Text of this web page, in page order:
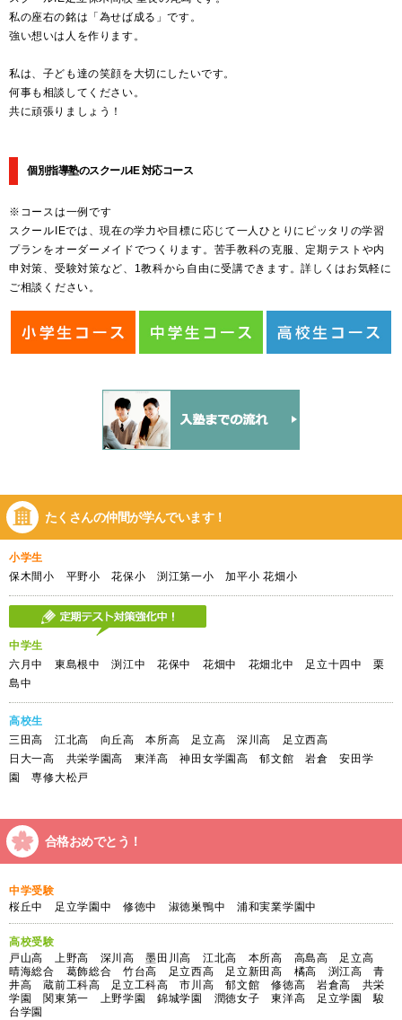
私の座右の銘は「為せば成る」です。
強い想いは人を作ります。
私は、子ども達の笑顔を大切にしたいです。
何事も相談してください。
共に頑張りましょう！
個別指導塾のスクールIE 対応コース
※コースは一例です
スクールIEでは、現在の学力や目標に応じて一人ひとりにピッタリの学習
プランをオーダーメイドでつくります。苦手教科の克服、定期テストや内
申対策、受験対策など、1教科から自由に受講できます。詳しくはお気軽に
ご相談ください。
たくさんの仲間が学んでいます！
小学生
保木間小 平野小 花保小 渕江第一小 加平小 花畑小
中学生
六月中 東島根中 渕江中 花保中 花畑中 花畑北中 足立十四中 栗
島中
高校生
三田高 江北高 向丘高 本所高 足立高 深川高 足立西高
日大一高 共栄学園高 東洋高 神田女学園高 郁文館 岩倉 安田学
園 専修大松戸
合格おめでとう！
中学受験
桜丘中 足立学園中 修徳中 淑徳巣鴨中 浦和実業学園中
高校受験
戸山高 上野高 深川高 墨田川高 江北高 本所高 高島高 足立高
晴海総合 葛飾総合 竹台高 足立西高 足立新田高 橘高 渕江高 青
井高 蔵前工科高 足立工科高 市川高 郁文館 修徳高 岩倉高 共栄
学園 関東第一 上野学園 錦城学園 潤徳女子 東洋高 足立学園 駿
台学園